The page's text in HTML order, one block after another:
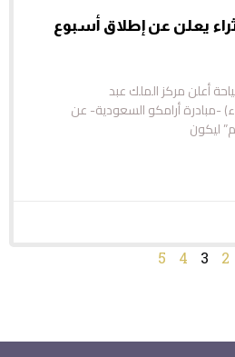
يعلن عن إطلاق أسبوع
أعلن مركز الملك عبد
-مبادرة أرامكو السعودية- عن
ليكون
2
3
4
5